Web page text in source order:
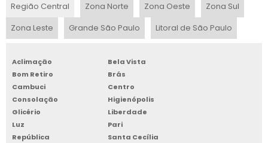
MANGUEIRA DE INCÊNDIO TIPO 3
MANGUEIRA INCENDIO TIPO 2 PREÇO
Região Central Zona Norte Zona Oeste
Zona Sul
Zona Leste
Grande São Paulo Litoral de São Paulo
Aclimação
Bela Vista
Bom Retiro
Brás
Cambuci
Centro
Consolação
Higienópolis
Glicério
Liberdade
Luz
Pari
República
Santa Cecília